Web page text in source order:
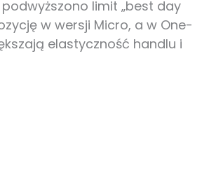
limit „best day
w wersji Micro, a w One-
elastyczność handlu i